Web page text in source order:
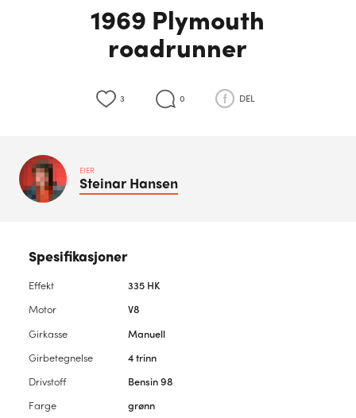
1969 Plymouth
roadrunner
3 0 DEL
EIER
Steinar Hansen
Spesifikasjoner
Effekt
335 HK
Motor
V8
Girkasse
Manuell
Girbetegnelse
4 trinn
Drivstoff
Bensin 98
Farge
grønn